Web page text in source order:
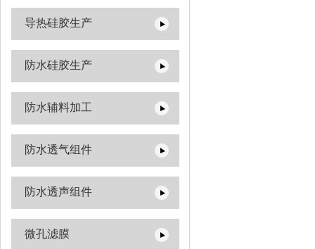
导热硅胶生产
防水硅胶生产
防水辅料加工
防水透气组件
防水透声组件
微孔滤膜